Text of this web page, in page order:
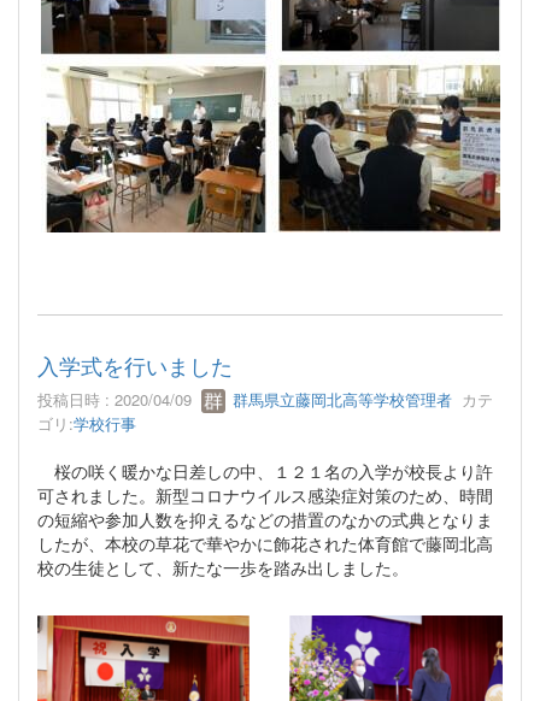
入学式を行いました
投稿日時 : 2020/04/09 群馬県立藤岡北高等学校管理者 カテ
ゴリ:学校行事
桜の咲く暖かな日差しの中、１２１名の入学が校長より許
可されました。新型コロナウイルス感染症対策のため、時間
の短縮や参加人数を抑えるなどの措置のなかの式典となりま
したが、本校の草花で華やかに飾花された体育館で藤岡北高
校の生徒として、新たな一歩を踏み出しました。